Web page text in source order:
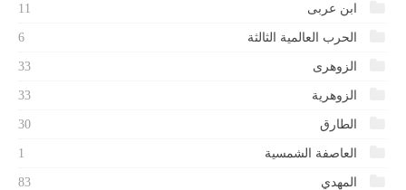
ابن عربى 11
الحرب العالمية الثالثة 6
الزوهرى 33
الزوهرية 33
الطارق 30
العاصفة الشمسية 1
المهدي 83